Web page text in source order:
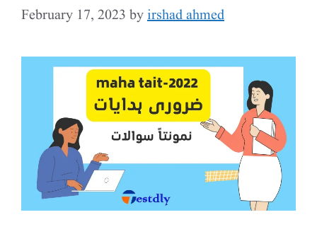
February 17, 2023 byirshad ahmed